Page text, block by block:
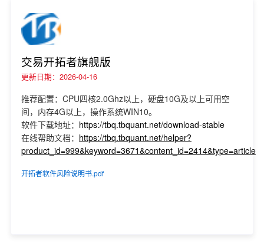
交易开拓者旗舰版
更新日期：2026-04-16
推荐配置：CPU四核2.0Ghz以上，硬盘10G及以上可用空
间，内存4G以上，操作系统WIN10。
软件下载地址： https://tbq.tbquant.net/download-stable
在线帮助文档： https://tbq.tbquant.net/helper?
product_id=999&keyword=3671&content_id=2414&type=article
开拓者软件风险说明书.pdf